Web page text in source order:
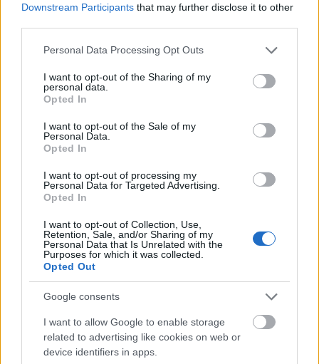
Downstream Participants that may further disclose it to other
Please note that this website/app uses one or more Google
not limited to your visit or usage behaviour. You may click to
grant or deny consent to Google and its third-party tags to
use your data for below specified purposes in below Google
consent section.
Personal Data Processing Opt Outs
I want to opt-out of the Sharing of my
personal data.
Opted In
I want to opt-out of the Sale of my
Personal Data.
Opted In
I want to opt-out of processing my
Personal Data for Targeted Advertising.
Opted In
I want to opt-out of Collection, Use,
Retention, Sale, and/or Sharing of my
Personal Data that Is Unrelated with the
Purposes for which it was collected.
Opted Out
Google consents
I want to allow Google to enable storage
related to advertising like cookies on web or
device identifiers in apps.